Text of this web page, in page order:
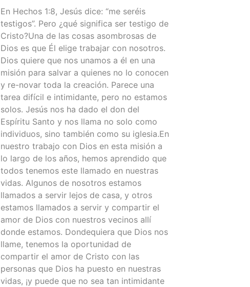
En Hechos 1:8, Jesús dice: “me seréis
testigos”. Pero ¿qué significa ser testigo de
Cristo?Una de las cosas asombrosas de
Dios es que Él elige trabajar con nosotros.
Dios quiere que nos unamos a él en una
misión para salvar a quienes no lo conocen
y re-novar toda la creación. Parece una
tarea difícil e intimidante, pero no estamos
solos. Jesús nos ha dado el don del
Espíritu Santo y nos llama no solo como
individuos, sino también como su iglesia.En
nuestro trabajo con Dios en esta misión a
lo largo de los años, hemos aprendido que
todos tenemos este llamado en nuestras
vidas. Algunos de nosotros estamos
llamados a servir lejos de casa, y otros
estamos llamados a servir y compartir el
amor de Dios con nuestros vecinos allí
donde estamos. Dondequiera que Dios nos
llame, tenemos la oportunidad de
compartir el amor de Cristo con las
personas que Dios ha puesto en nuestras
vidas, ¡y puede que no sea tan intimidante